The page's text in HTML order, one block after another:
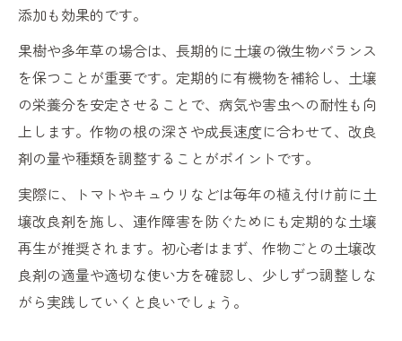
添加も効果的です。
果樹や多年草の場合は、長期的に土壌の微生物バランス
を保つことが重要です。定期的に有機物を補給し、土壌
の栄養分を安定させることで、病気や害虫への耐性も向
上します。作物の根の深さや成長速度に合わせて、改良
剤の量や種類を調整することがポイントです。
実際に、トマトやキュウリなどは毎年の植え付け前に土
壌改良剤を施し、連作障害を防ぐためにも定期的な土壌
再生が推奨されます。初心者はまず、作物ごとの土壌改
良剤の適量や適切な使い方を確認し、少しずつ調整しな
がら実践していくと良いでしょう。